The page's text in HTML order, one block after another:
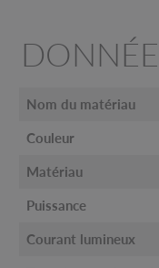
Nom du matériau
Couleur
Matériau
Puissance
Courant lumineux